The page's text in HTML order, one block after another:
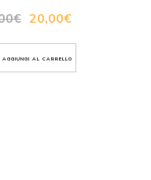
€ 20,00€
AGGIUNGI AL CARRELLO